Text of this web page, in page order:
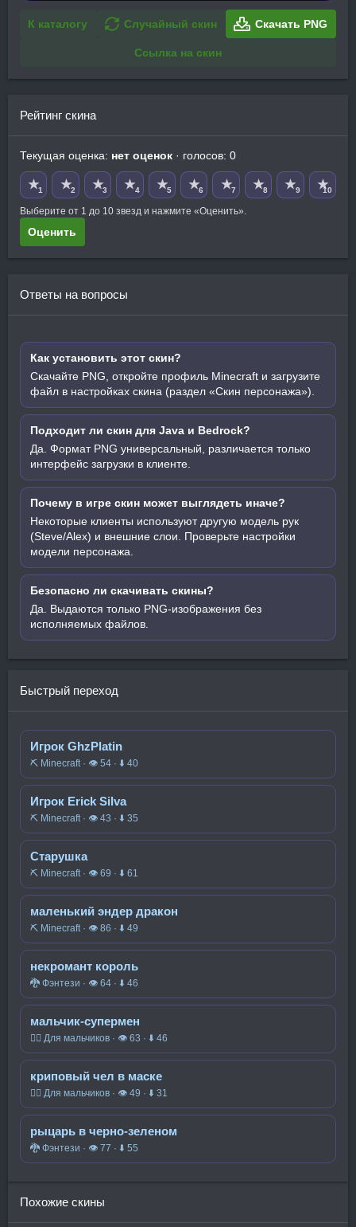
К каталогу Случайный скин Скачать PNG
Ссылка на скин
Рейтинг скина
Текущая оценка: нет оценок · голосов: 0
★1 ★2 ★3 ★4 ★5 ★6 ★7 ★8 ★9 ★10
Выберите от 1 до 10 звезд и нажмите «Оценить».
Оценить
Ответы на вопросы
Как установить этот скин?
Скачайте PNG, откройте профиль Minecraft и загрузите
файл в настройках скина (раздел «Скин персонажа»).
Подходит ли скин для Java и Bedrock?
Да. Формат PNG универсальный, различается только
интерфейс загрузки в клиенте.
Почему в игре скин может выглядеть иначе?
Некоторые клиенты используют другую модель рук
(Steve/Alex) и внешние слои. Проверьте настройки
модели персонажа.
Безопасно ли скачивать скины?
Да. Выдаются только PNG-изображения без
исполняемых файлов.
Быстрый переход
Игрок GhzPlatin
⛏️ Minecraft · 👁 54 · ⬇ 40
Игрок Erick Silva
⛏️ Minecraft · 👁 43 · ⬇ 35
Старушка
⛏️ Minecraft · 👁 69 · ⬇ 61
маленький эндер дракон
⛏️ Minecraft · 👁 86 · ⬇ 49
некромант король
🐉 Фэнтези · 👁 64 · ⬇ 46
мальчик-супермен
🧍‍♂️ Для мальчиков · 👁 63 · ⬇ 46
криповый чел в маске
🧍‍♂️ Для мальчиков · 👁 49 · ⬇ 31
рыцарь в черно-зеленом
🐉 Фэнтези · 👁 77 · ⬇ 55
Похожие скины